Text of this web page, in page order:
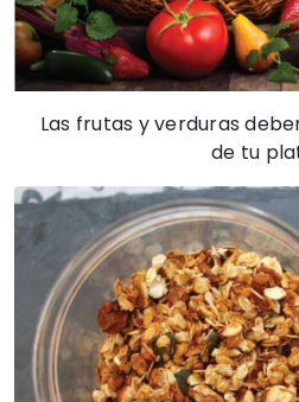
Las frutas y verduras
de tu